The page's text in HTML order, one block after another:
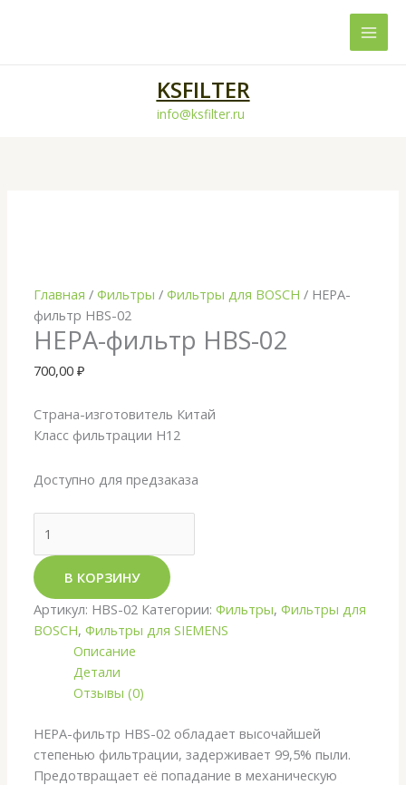
KSFILTER
info@ksfilter.ru
Главная /Фильтры /Фильтры для BOSCH / HEPA-
фильтр HBS-02
HEPA-фильтр HBS-02
700,00₽
Страна-изготовитель Китай
Класс фильтрации H12
Доступно для предзаказа
В КОРЗИНУ
Артикул: HBS-02 Категории:Фильтры,Фильтры для
BOSCH,Фильтры для SIEMENS
Описание
Детали
Отзывы (0)
HEPA-фильтр HBS-02 обладает высочайшей
степенью фильтрации, задерживает 99,5% пыли.
Предотвращает её попадание в механическую